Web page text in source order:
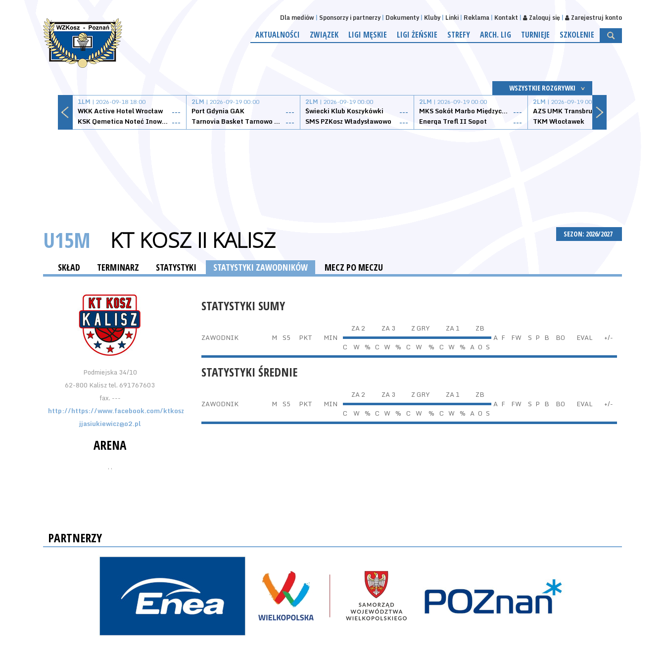
Dla mediów Sponsorzy i partnerzy Dokumenty Kluby Linki Reklama Kontakt Zaloguj się Zarejestruj konto
AKTUALNOŚCI ZWIĄZEK LIGI MĘSKIE LIGI ŻEŃSKIE STREFY ARCH. LIG TURNIEJE SZKOLENIE
WSZYSTKIE ROZGRYWKI
1LM | 2026-09-18 18:00
WKK Active Hotel Wrocław
---
KSK Qemetica Noteć Inowrocław ---
2LM | 2026-09-19 00:00
Port Gdynia GAK
---
Tarnovia Basket Tarnowo Podgórne ---
2LM | 2026-09-19 00:00
Świecki Klub Koszykówki
---
SMS PZKosz Władysławowo
---
2LM | 2026-09-19 00:00
MKS Sokół Marbo Międzychód ---
Energa Trefl II Sopot
---
2LM | 2026-09-19 00:00
AZS UMK Transbruk Toruń
TKM Włocławek
SEZON: 2026/2027
U15M KT KOSZ II KALISZ
SKŁAD TERMINARZ STATYSTYKI STATYSTYKI ZAWODNIKÓW MECZ PO MECZU
Podmiejska 34/10
62-800 Kalisz tel. 691767603
fax. ---
http://https://www.facebook.com/ktkosz
jjasiukiewicz@o2.pl
ARENA
, ,
STATYSTYKI SUMY
ZAWODNIK M S5 PKT MIN
ZA 2 ZA 3 Z GRY ZA 1
ZB
A F FW S P B BO EVAL
+/-
C
W % C W % C W % C W % A O S
STATYSTYKI ŚREDNIE
ZAWODNIK M S5 PKT MIN
ZA 2 ZA 3 Z GRY ZA 1
ZB
A F FW S P B BO EVAL
+/-
C
W % C W % C W % C W % A O S
PARTNERZY